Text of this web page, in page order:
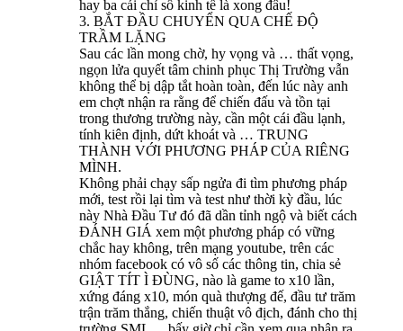
hay ba cái chỉ số kinh tế là xong đâu!
3. BẮT ĐẦU CHUYỂN QUA CHẾ ĐỘ
TRẦM LẶNG
Sau các lần mong chờ, hy vọng và … thất vọng,
ngọn lửa quyết tâm chinh phục Thị Trường vẫn
không thể bị dập tắt hoàn toàn, đến lúc này anh
em chợt nhận ra rằng để chiến đấu và tồn tại
trong thương trường này, cần một cái đầu lạnh,
tính kiên định, dứt khoát và … TRUNG
THÀNH VỚI PHƯƠNG PHÁP CỦA RIÊNG
MÌNH.
Không phải chạy sấp ngửa đi tìm phương pháp
mới, test rồi lại tìm và test như thời kỳ đầu, lúc
này Nhà Đầu Tư đó đã dần tỉnh ngộ và biết cách
ĐÁNH GIÁ xem một phương pháp có vững
chắc hay không, trên mạng youtube, trên các
nhóm facebook có vô số các thông tin, chia sẻ
GIẬT TÍT Ì ĐÙNG, nào là game to x10 lần,
xứng đáng x10, món quà thượng đế, đầu tư trăm
trận trăm thắng, chiến thuật vô địch, đánh cho thị